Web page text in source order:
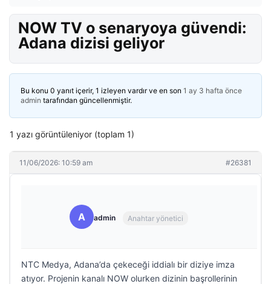
NOW TV o senaryoya güvendi:
Adana dizisi geliyor
Bu konu 0 yanıt içerir, 1 izleyen vardır ve en son 1 ay 3 hafta önce
admin tarafından güncellenmiştir.
1 yazı görüntüleniyor (toplam 1)
11/06/2026: 10:59 am #26381
A admin Anahtar yönetici
NTC Medya, Adana’da çekeceği iddialı bir diziye imza
atıyor. Projenin kanalı NOW olurken dizinin başrollerinin